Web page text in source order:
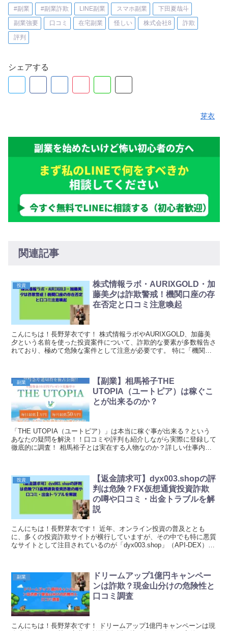
#副業 #副業詐欺 LINE副業 スマホ副業
下田夏哉斗
副業強要
口コミ 在宅副業 怪しい 株式会社8
詐欺
評判
シェアする
芽衣
関連記事
投資
株式情報ラボ・AURIXGOLD・加
藤美夕は詐欺警戒！機関口座の存
在否定と口コミ注意喚起
こんにちは！長野芽衣です！ 株式情報ラボやAURIXGOLD、加藤美
夕という名前を使った投資案件について、詐欺的な要素が多数報告さ
れており、極めて危険な案件として注意が必要です。 特に「機関口
副業
【副業】相馬裕子THE
UTOPIA（ユートピア）は稼ぐこ
とが出来るのか？
「THE UTOPIA（ユートピア）」は本当に稼ぐ事が出来る？という
あなたの疑問を解決！！口コミや評判も紹介しながら実際に登録して
徹底的に調査！ 相馬裕子とは実在する人物なのか？詳しい仕事内容
投資
【返金請求可】dyx003.shopの評
判は危険？FX仮想通貨投資詐欺
の噂や口コミ・出金トラブルを解
説
こんにちは！長野芽衣です！ 近年、オンライン投資の普及ととも
に、多くの投資詐欺サイトが横行していますが、その中でも特に悪質
なサイトとして注目されているのが「dyx003.shop」（API-DEX）で
副業
ドリームアップ1億円キャンペー
ンは詐欺？現金山分けの危険性と
口コミ調査
こんにちは！長野芽衣です！ ドリームアップ1億円キャンペーンは現